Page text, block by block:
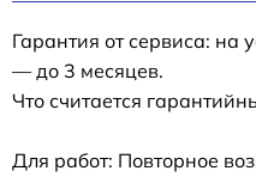
Гарантия от сервиса: на
— до 3 месяцев.
Что считается
Для работ: Повторное